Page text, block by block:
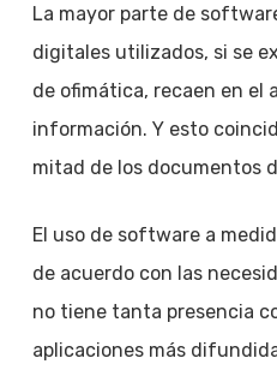
La mayor parte de
digitales utilizados, si se
de ofimática, recaen en el
información. Y esto
mitad de los documentos
El uso de software a
de acuerdo con las
no tiene tanta presencia
aplicaciones más